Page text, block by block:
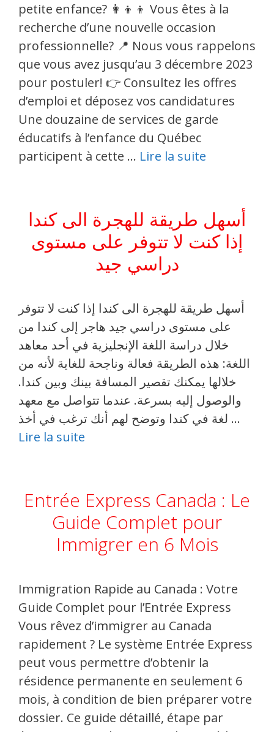
petite enfance? 👩‍👦‍👦 Vous êtes à la
recherche d’une nouvelle occasion
professionnelle? 📍 Nous vous rappelons
que vous avez jusqu’au 3 décembre 2023
pour postuler! 👉 Consultez les offres
d’emploi et déposez vos candidatures
Une douzaine de services de garde
éducatifs à l’enfance du Québec
participent à cette … Lire la suite
أسهل طريقة للهجرة الى كندا
إذا كنت لا تتوفر على مستوى
دراسي جيد
أسهل طريقة للهجرة الى كندا إذا كنت لا تتوفر
على مستوى دراسي جيد هاجر إلى كندا من
خلال دراسة اللغة الإنجليزية في أحد معاهد
اللغة: هذه الطريقة فعالة وناجحة للغاية لأنه من
خلالها يمكنك تقصير المسافة بينك وبين كندا.
والوصول إليه بسرعة. عندما تتواصل مع معهد
لغة في كندا وتوضح لهم أنك ترغب في أخذ …
Lire la suite
Entrée Express Canada : Le
Guide Complet pour
Immigrer en 6 Mois
Immigration Rapide au Canada : Votre
Guide Complet pour l’Entrée Express
Vous rêvez d’immigrer au Canada
rapidement ? Le système Entrée Express
peut vous permettre d’obtenir la
résidence permanente en seulement 6
mois, à condition de bien préparer votre
dossier. Ce guide détaillé, étape par